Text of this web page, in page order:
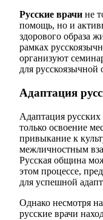
Русские врачи не
помощь, но и
здорового образа
рамках
организуют
для
Адаптация
Адаптация русских
только освоение
привыкание к
межличностным
Русская община
этом процессе,
для успешной
Однако несмотря
русские врачи